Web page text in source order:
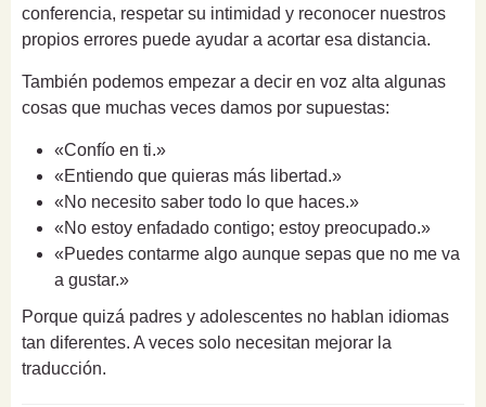
conferencia, respetar su intimidad y reconocer nuestros
propios errores puede ayudar a acortar esa distancia.
También podemos empezar a decir en voz alta algunas
cosas que muchas veces damos por supuestas:
«Confío en ti.»
«Entiendo que quieras más libertad.»
«No necesito saber todo lo que haces.»
«No estoy enfadado contigo; estoy preocupado.»
«Puedes contarme algo aunque sepas que no me va
a gustar.»
Porque quizá padres y adolescentes no hablan idiomas
tan diferentes. A veces solo necesitan mejorar la
traducción.